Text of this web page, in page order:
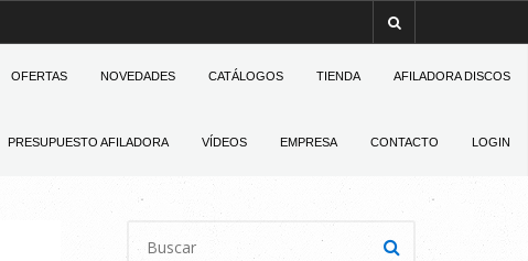
OFERTAS NOVEDADES CATÁLOGOS TIENDA AFILADORA DISCOS
PRESUPUESTO AFILADORA VÍDEOS EMPRESA CONTACTO LOGIN